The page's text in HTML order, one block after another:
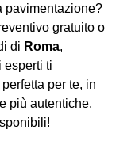
pavimentazione?
gratuito o
di Roma,
esperti ti
per te, in
più autentiche.